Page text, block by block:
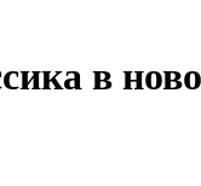
в